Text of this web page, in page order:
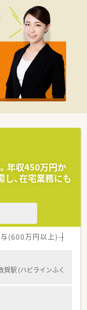
している方がいま
80年という長い歴
舗企業です。
ニケーションを取
すい社風です。
の設備投資を行う
かい法人です。
り、互いに協力し合
行っています。
っており、業務の負
めることができ、
る環境です。
年収450万円か
、在宅業務にも
(600万円以上)
賀駅 (ハピラインふく